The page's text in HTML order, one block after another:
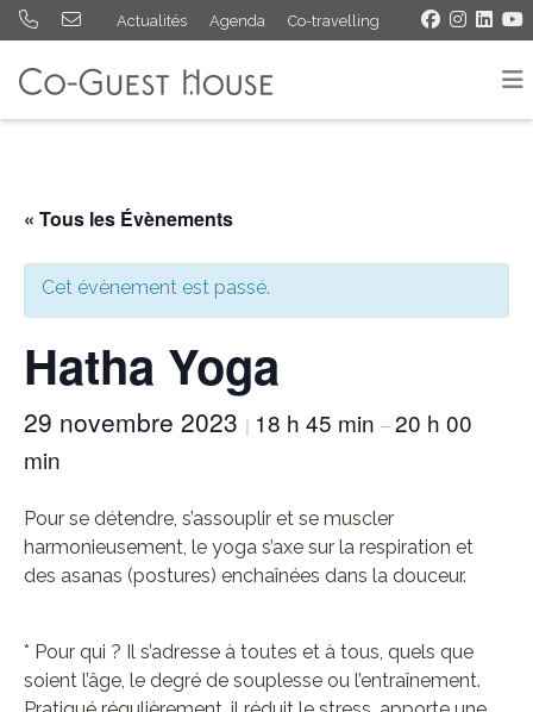
Actualités Agenda Co-travelling
« Tous les Évènements
Cet évènement est passé.
Hatha Yoga
29 novembre 2023 | 18 h 45 min –20 h 00
min
Pour se détendre, s’assouplir et se muscler
harmonieusement, le yoga s’axe sur la respiration et
des asanas (postures) enchaînées dans la douceur.
* Pour qui ? Il s’adresse à toutes et à tous, quels que
soient l’âge, le degré de souplesse ou l’entraînement.